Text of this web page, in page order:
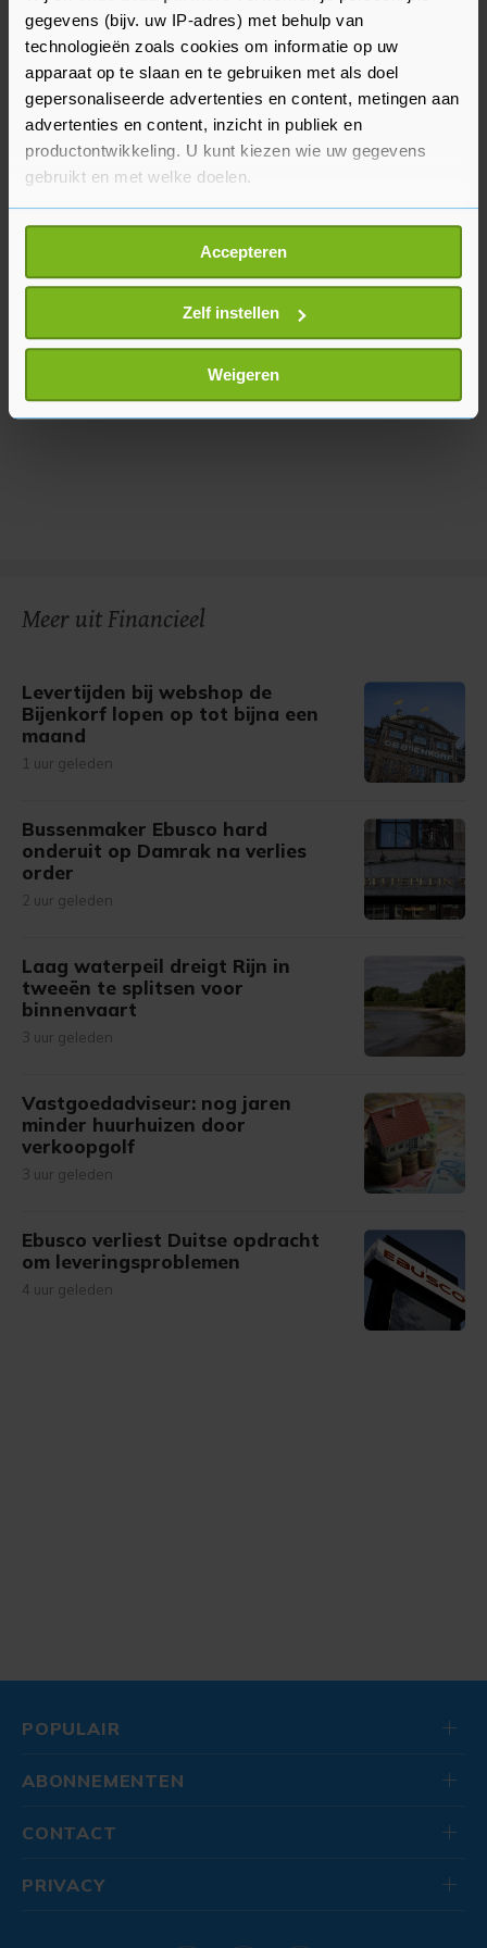
gegevens (bijv. uw IP-adres) met behulp van
technologieën zoals cookies om informatie op uw
apparaat op te slaan en te gebruiken met als doel
gepersonaliseerde advertenties en content, metingen aan
advertenties en content, inzicht in publiek en
productontwikkeling. U kunt kiezen wie uw gegevens
gebruikt en met welke doelen.
Als u het toestaat, willen we ook graag:
Informatie verzamelen over uw geografische
locatie, die tot een paar meter nauwkeurig kan zijn
Uw apparaat identificeren door het actief te
scannen op specifieke eigenschappen (fingerprinting)
Lees meer over hoe uw persoonlijke gegevens worden
verwerkt en stel uw voorkeuren in het
U kunt uw toestemming op elk moment wijzigen of
Accepteren
Zelf instellen
Weigeren
De inflatie in Turkije is ondanks de eerdere
renteverhogingen nog altijd zeer hoog. In
februari stegen de consumentenprijzen met 67
procent ten opzichte van een jaar eerder.
Meer uit Financieel
Levertijden bij webshop de
Bijenkorf lopen op tot bijna een
maand
1 uur geleden
Bussenmaker Ebusco hard
onderuit op Damrak na verlies
order
2 uur geleden
Laag waterpeil dreigt Rijn in
tweeën te splitsen voor
binnenvaart
3 uur geleden
Vastgoedadviseur: nog jaren
minder huurhuizen door
verkoopgolf
3 uur geleden
Ebusco verliest Duitse opdracht
om leveringsproblemen
4 uur geleden
POPULAIR
ABONNEMENTEN
CONTACT
PRIVACY